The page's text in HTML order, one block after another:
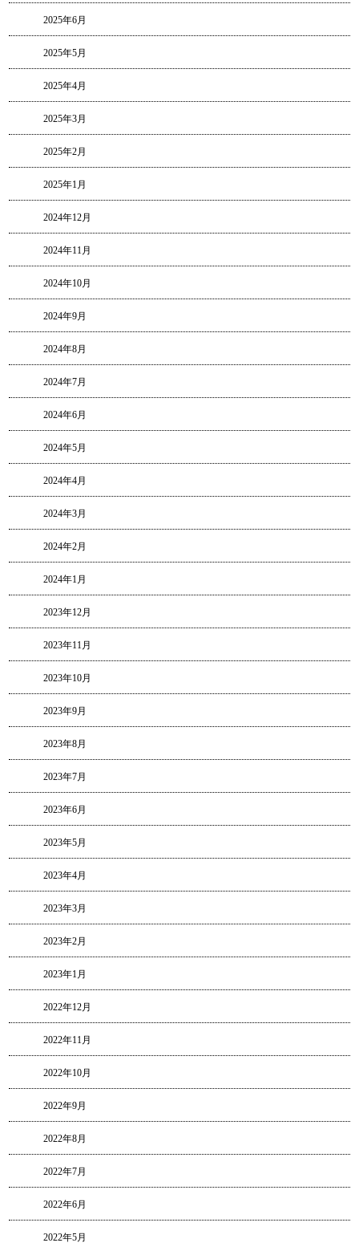
2025年6月
2025年5月
2025年4月
2025年3月
2025年2月
2025年1月
2024年12月
2024年11月
2024年10月
2024年9月
2024年8月
2024年7月
2024年6月
2024年5月
2024年4月
2024年3月
2024年2月
2024年1月
2023年12月
2023年11月
2023年10月
2023年9月
2023年8月
2023年7月
2023年6月
2023年5月
2023年4月
2023年3月
2023年2月
2023年1月
2022年12月
2022年11月
2022年10月
2022年9月
2022年8月
2022年7月
2022年6月
2022年5月